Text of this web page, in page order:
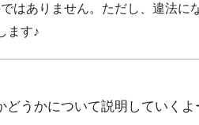
はありません。 ただし、違法に
ます♪
うかについて説明していくよ